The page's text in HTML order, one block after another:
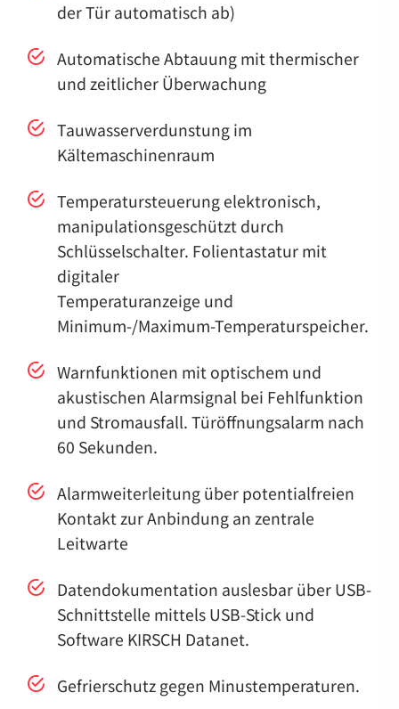
der Tür automatisch ab)
Automatische Abtauung mit thermischer
und zeitlicher Überwachung
Tauwasserverdunstung im
Kältemaschinenraum
Temperatursteuerung elektronisch,
manipulationsgeschützt durch
Schlüsselschalter. Folientastatur mit
digitaler
Temperaturanzeige und
Minimum-/Maximum-Temperaturspeicher.
Warnfunktionen mit optischem und
akustischen Alarmsignal bei Fehlfunktion
und Stromausfall. Türöffnungsalarm nach
60 Sekunden.
Alarmweiterleitung über potentialfreien
Kontakt zur Anbindung an zentrale
Leitwarte
Datendokumentation auslesbar über USB-
Schnittstelle mittels USB-Stick und
Software KIRSCH Datanet.
Gefrierschutz gegen Minustemperaturen.